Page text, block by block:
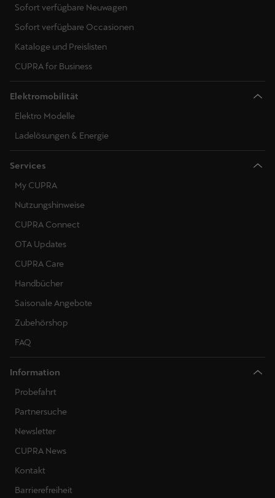
Sofort verfügbare Neuwagen
Sofort verfügbare Occasionen
Kataloge und Preislisten
CUPRA for Business
Elektromobilität
Elektro Modelle
Ladelösungen & Energie
Services
My CUPRA
Nutzungshinweise
CUPRA Connect
OTA Updates
CUPRA Care
Handbücher
Saisonale Angebote
Zubehörshop
FAQ
Information
Probefahrt
Partnersuche
Newsletter
CUPRA News
Kontakt
Barrierefreiheit